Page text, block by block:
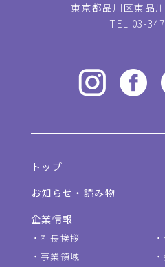
東京都品川区東品
TEL 03-
トップ
お知らせ・読み物
企業情報
社長挨拶
事業領域